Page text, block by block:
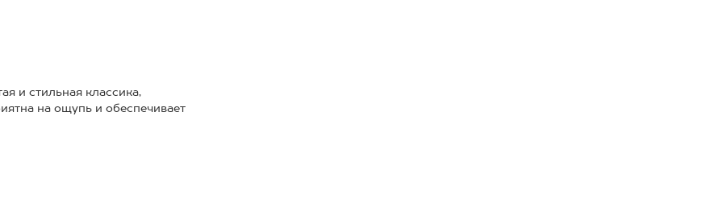
и стильная классика,
на ощупь и обеспечивает